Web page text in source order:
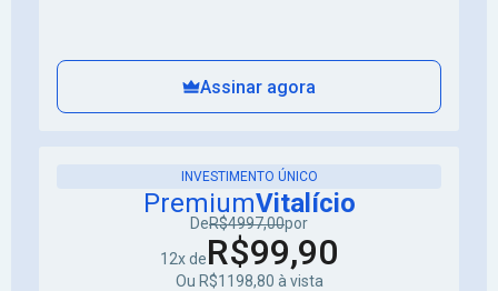
Assinar agora
INVESTIMENTO ÚNICO
PremiumVitalício
DeR$4997,00por
12x deR$99,90
Ou R$1198,80 à vista